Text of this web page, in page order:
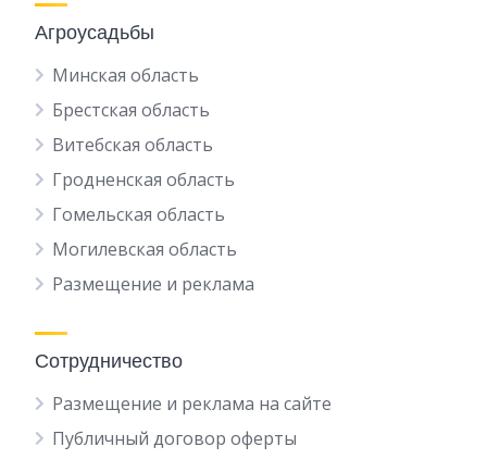
Агроусадьбы
Минская область
Брестская область
Витебская область
Гродненская область
Гомельская область
Могилевская область
Размещение и реклама
Сотрудничество
Размещение и реклама на сайте
Публичный договор оферты